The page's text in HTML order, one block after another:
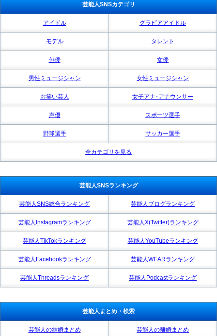
芸能人SNSカテゴリ
アイドル グラビアアイドル
モデル タレント
俳優 女優
男性ミュージシャン 女性ミュージシャン
お笑い芸人 女子アナ･アナウンサー
声優 スポーツ選手
野球選手 サッカー選手
全カテゴリを見る
芸能人SNSランキング
芸能人SNS総合ランキング 芸能人ブログランキング
芸能人Instagramランキング 芸能人X(Twitter)ランキング
芸能人TikTokランキング 芸能人YouTubeランキング
芸能人Facebookランキング 芸能人WEARランキング
芸能人Threadsランキング 芸能人Podcastランキング
芸能人まとめ・検索
芸能人の結婚まとめ 芸能人の離婚まとめ